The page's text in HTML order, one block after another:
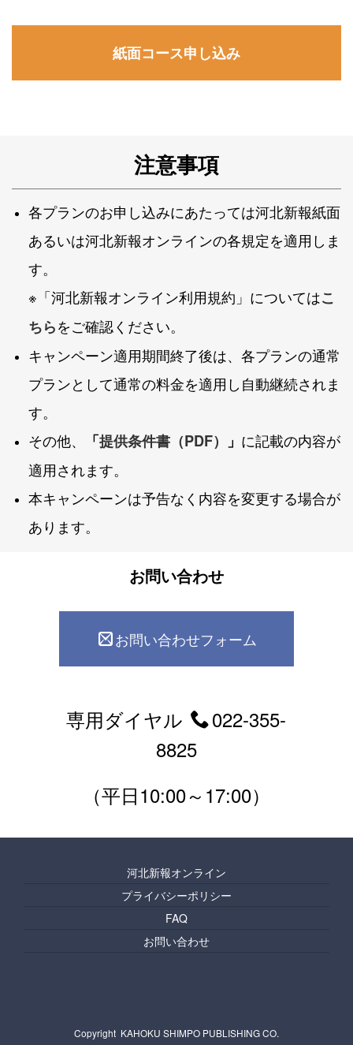
紙面コース申し込み
注意事項
各プランのお申し込みにあたっては河北新報紙面
あるいは河北新報オンラインの各規定を適用しま
す。
※「河北新報オンライン利用規約」についてはこ
ちらをご確認ください。
キャンペーン適用期間終了後は、各プランの通常
プランとして通常の料金を適用し自動継続されま
す。
その他、
「提供条件書（PDF） 」 に記載の内容が
適用されます。
本キャンペーンは予告なく内容を変更する場合が
あります。
お問い合わせ
お問い合わせフォーム
専用ダイヤル
022-355-
8825
（平日10:00～17:00）
河北新報オンライン
プライバシーポリシー
FAQ
お問い合わせ
Copyright KAHOKU SHIMPO PUBLISHING CO.